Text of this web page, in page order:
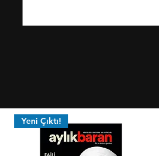
Yeni Çıktı!